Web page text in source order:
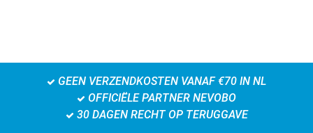
GEEN VERZENDKOSTEN VANAF €70 IN NL
OFFICIËLE PARTNER NEVOBO
30 DAGEN RECHT OP TERUGGAVE